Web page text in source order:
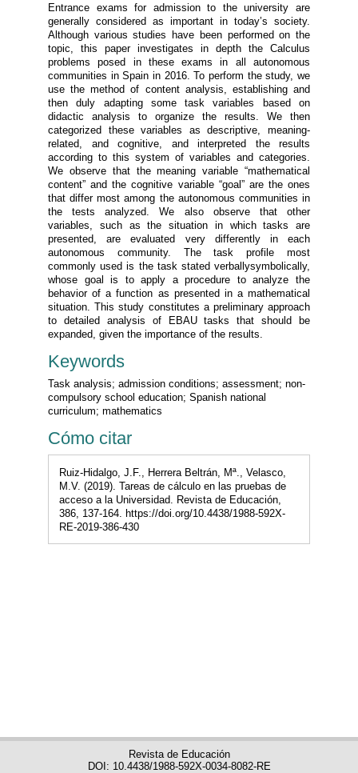
Entrance exams for admission to the university are
generally considered as important in today’s society.
Although various studies have been performed on the
topic, this paper investigates in depth the Calculus
problems posed in these exams in all autonomous
communities in Spain in 2016. To perform the study, we
use the method of content analysis, establishing and
then duly adapting some task variables based on
didactic analysis to organize the results. We then
categorized these variables as descriptive, meaning-
related, and cognitive, and interpreted the results
according to this system of variables and categories.
We observe that the meaning variable “mathematical
content” and the cognitive variable “goal” are the ones
that differ most among the autonomous communities in
the tests analyzed. We also observe that other
variables, such as the situation in which tasks are
presented, are evaluated very differently in each
autonomous community. The task profile most
commonly used is the task stated verballysymbolically,
whose goal is to apply a procedure to analyze the
behavior of a function as presented in a mathematical
situation. This study constitutes a preliminary approach
to detailed analysis of EBAU tasks that should be
expanded, given the importance of the results.
Keywords
Task analysis; admission conditions; assessment; non-
compulsory school education; Spanish national
curriculum; mathematics
Cómo citar
Ruiz-Hidalgo, J.F., Herrera Beltrán, Mª., Velasco,
M.V. (2019). Tareas de cálculo en las pruebas de
acceso a la Universidad. Revista de Educación,
386, 137-164. https://doi.org/10.4438/1988-592X-
RE-2019-386-430
Revista de Educación
DOI: 10.4438/1988-592X-0034-8082-RE